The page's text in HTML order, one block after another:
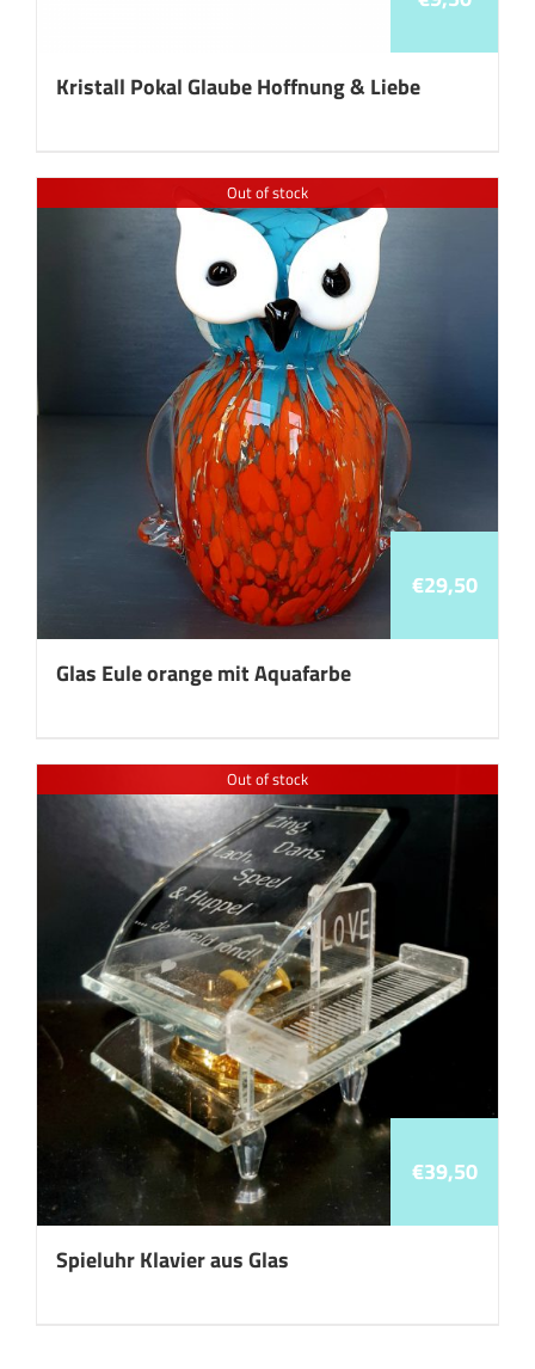
Kristall Pokal Glaube Hoffnung & Liebe
Out of stock
Glas Eule orange mit Aquafarbe
€29,50
Out of stock
Spieluhr Klavier aus Glas
€39,50